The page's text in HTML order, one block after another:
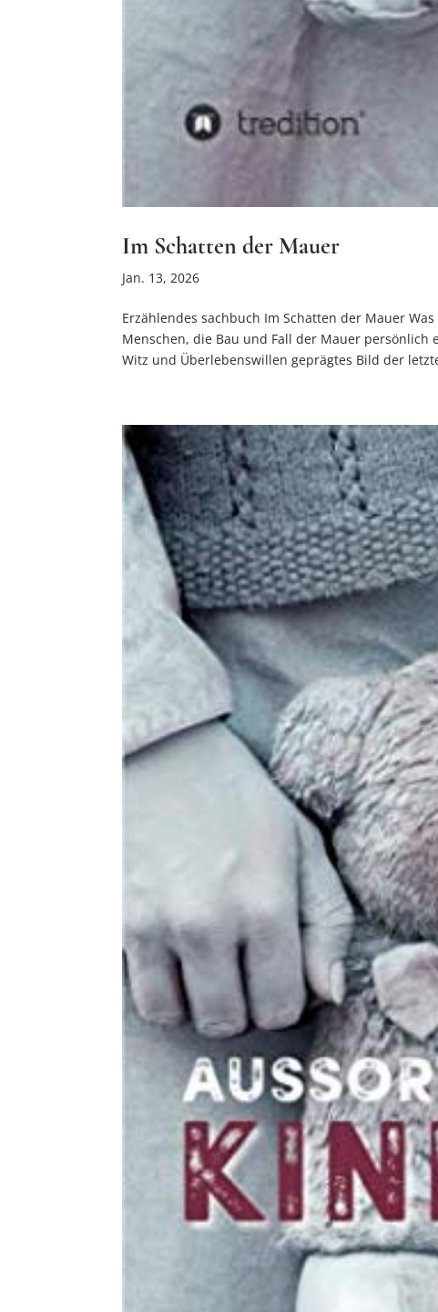
Im Schatten der Mauer
Jan. 13, 2026
Erzählendes sachbuch Im Schatten der Mauer
Menschen, die Bau und Fall der Mauer
Witz und Überlebenswillen geprägtes Bild der